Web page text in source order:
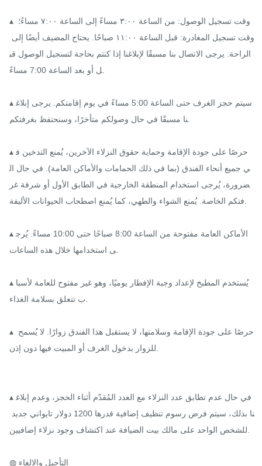
▴ وقت تسجيل الوصول: من الساعة ٣:٠٠ مساءً إلى الساعة ٧:٠٠ مساءً؛
الراحة. يرجى الاتصال بنا مسبقًا لإبلاغنا إذا كنتم بحاجة لتسجيل الوصول قب
ل أو بعد الساعة 7:00 مساءً.
▴ سيتم حجز الغرف حتى الساعة 5:00 مساءً في يوم إقامتكم. يرجى إبلاغ
نا مسبقًا في حال وصولكم متأخرًا، وسنحتفظ بغرفتكم.
▴ حرصًا على جودة الإقامة وحماية حقوق النزلاء الآخرين، يُمنع التدخين ف
ي جميع أنحاء الفندق (بما في ذلك الحمامات والأماكن العامة). في حال ال
ضرورة، يُرجى استخدام المنطقة الخارجية في الطابق الأول أو شرفة غر
فتكم الخاصة. يُمنع الشواء والطهي، كما يُمنع اصطحاب الحيوانات الأليفة.
▴ الأماكن العامة مفتوحة من الساعة 8:00 صباحًا حتى 10:00 مساءً. يُرج
ى استخدامها خلال هذه الساعات.
▴ يُستخدم المطبخ لإعداد وجبة الإفطار يوميًا، وهو غير مفتوح للعامة لأسبا
ب تتعلق بسلامة الغذاء.
▴ حرصًا على جودة الإقامة وسلامتها، لا يستقبل هذا الفندق زوارًا. لا يُسمح
للزوار بدخول الغرف أو المبيت فيها دون إذن.
▴ في حال عدم تطابق عدد النزلاء مع العدد المُقدّم أثناء الحجز، وعدم إبلاغ
للشخص الواحد على مالك بيت الضيافة عند اكتشاف وجود نزلاء إضافيين.
◍ التأجيل والإلغاء